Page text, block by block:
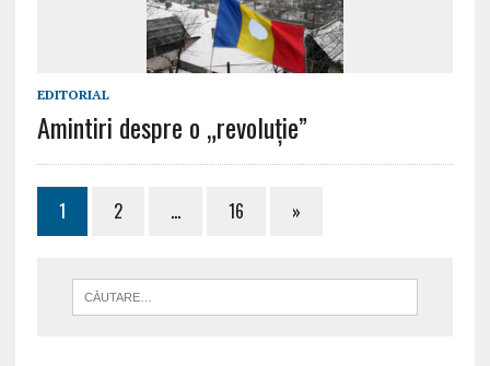
EDITORIAL
Amintiri despre o „revoluție”
1 2 … 16 »